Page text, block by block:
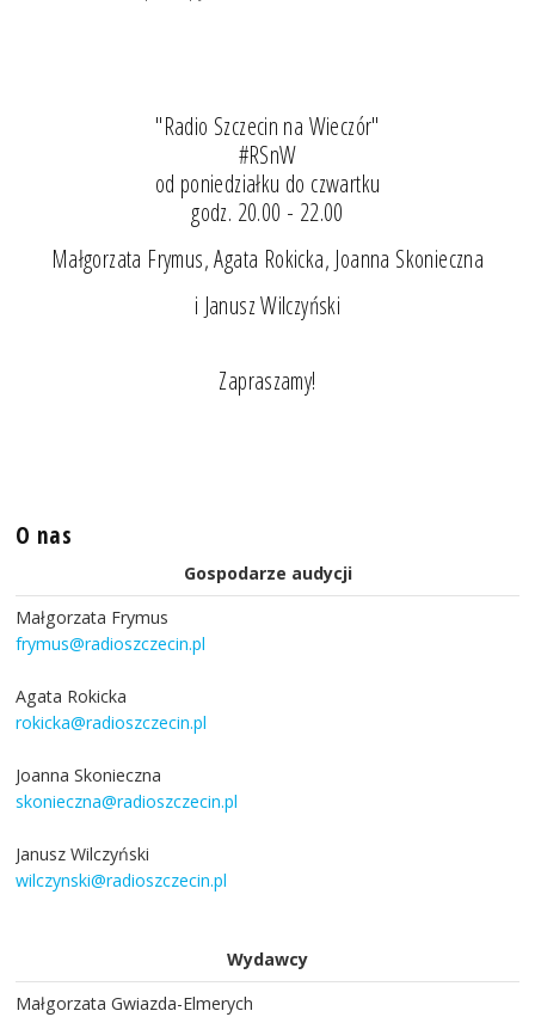
"Radio Szczecin na Wieczór"
#RSnW
od poniedziałku do czwartku
godz. 20.00 - 22.00
Małgorzata Frymus, Agata Rokicka, Joanna Skonieczna
i Janusz Wilczyński
Zapraszamy!
O nas
Gospodarze audycji
Małgorzata Frymus
frymus@radioszczecin.pl
Agata Rokicka
rokicka@radioszczecin.pl
Joanna Skonieczna
skonieczna@radioszczecin.pl
Janusz Wilczyński
wilczynski@radioszczecin.pl
Wydawcy
Małgorzata Gwiazda-Elmerych